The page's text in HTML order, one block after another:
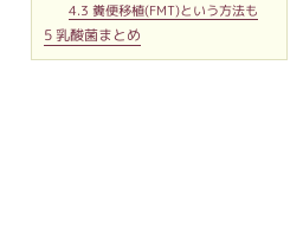
4.3 糞便移植(FMT)という方法も
5乳酸菌まとめ